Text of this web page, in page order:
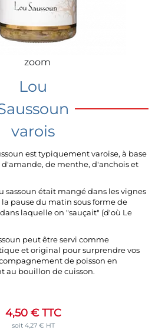
zoom
Lou
varois
est typiquement varoise, à base
de menthe, d'anchois et
sassoun était mangé dans les vignes
pause du matin sous forme de
laquelle on "sauçait" (d'où Le
peut être servi comme
et original pour surprendre vos
de poisson en
au bouillon de cuisson.
4,50 €TTC
soit 4,27 € HT